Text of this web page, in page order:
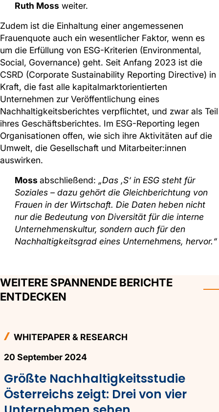
Ruth Moss weiter.
Zudem ist die Einhaltung einer angemessenen
Frauenquote auch ein wesentlicher Faktor, wenn es
um die Erfüllung von ESG-Kriterien (Environmental,
Social, Governance) geht. Seit Anfang 2023 ist die
CSRD (Corporate Sustainability Reporting Directive) in
Kraft, die fast alle kapitalmarktorientierten
Unternehmen zur Veröffentlichung eines
Nachhaltigkeitsberichtes verpflichtet, und zwar als Teil
ihres Geschäftsberichtes. Im ESG-Reporting legen
Organisationen offen, wie sich ihre Aktivitäten auf die
Umwelt, die Gesellschaft und Mitarbeiter:innen
auswirken.
Moss abschließend: „Das ‚S‘ in ESG steht für
Soziales – dazu gehört die Gleichberichtung von
Frauen in der Wirtschaft. Die Daten heben nicht
nur die Bedeutung von Diversität für die interne
Unternehmenskultur, sondern auch für den
Nachhaltigkeitsgrad eines Unternehmens, hervor.“
WEITERE SPANNENDE BERICHTE
ENTDECKEN
WHITEPAPER & RESEARCH
20 September 2024
Größte Nachhaltigkeitsstudie
Österreichs zeigt: Drei von vier